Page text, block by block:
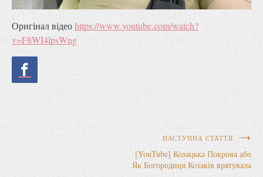
Оригінал відеоhttps://www.youtube.com/watch?
v=F8WI4lpsWng
Навігація
записів
НАСТУПНА СТАТТЯ
[YouTube] Козацька Покрова або
Як Богородиця Козаків врятувала